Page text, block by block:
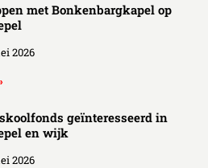
met Bonkenbargkapel op
2026
geïnteresseerd in
en wijk
2026